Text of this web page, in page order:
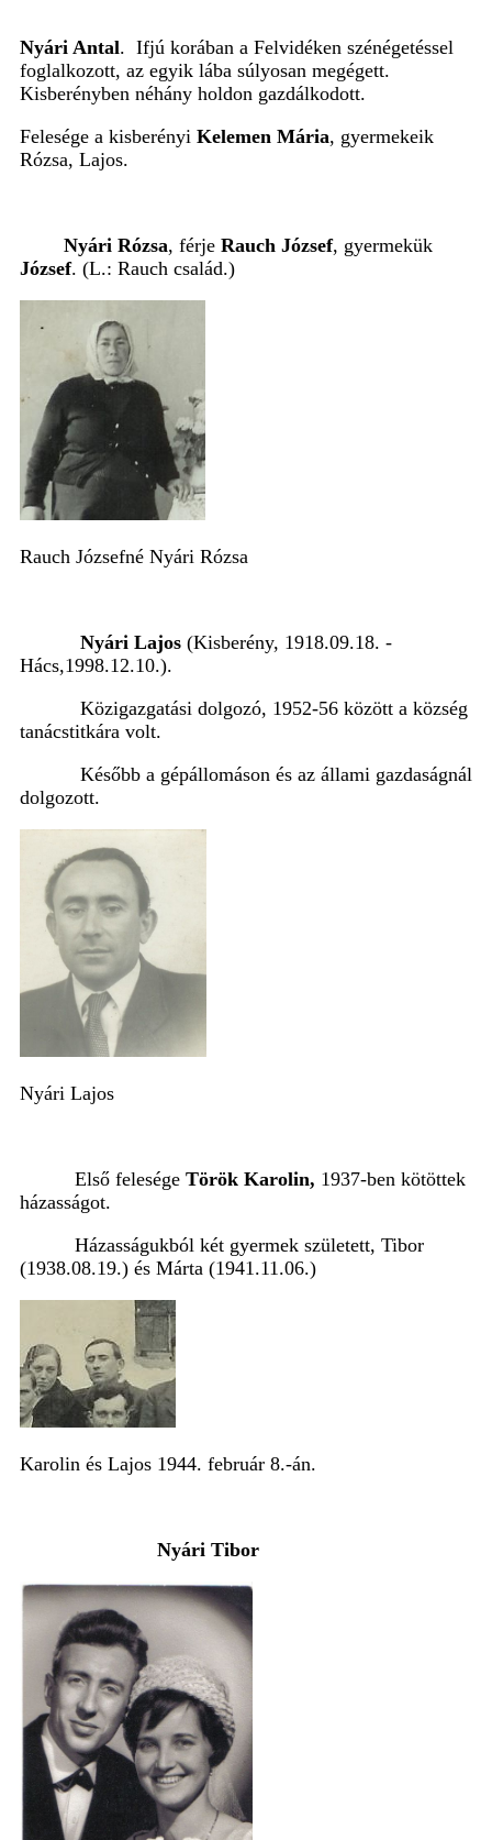
Nyári Antal. Ifjú korában a Felvidéken szénégetéssel
foglalkozott, az egyik lába súlyosan megégett.
Kisberényben néhány holdon gazdálkodott.
Felesége a kisberényi Kelemen Mária, gyermekeik
Rózsa, Lajos.
Nyári Rózsa, férje Rauch József, gyermekük
József. (L.: Rauch család.)
Rauch Józsefné Nyári Rózsa
Nyári Lajos (Kisberény, 1918.09.18. -
Hács,1998.12.10.).
Közigazgatási dolgozó, 1952-56 között a község
tanácstitkára volt.
Később a gépállomáson és az állami gazdaságnál
dolgozott.
Nyári Lajos
Első felesége Török Karolin, 1937-ben kötöttek
házasságot.
Házasságukból két gyermek született, Tibor
(1938.08.19.) és Márta (1941.11.06.)
Karolin és Lajos 1944. február 8.-án.
Nyári Tibor